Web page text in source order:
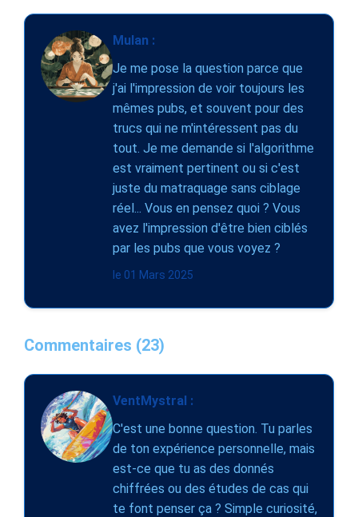
Mulan :
Je me pose la question parce que
j'ai l'impression de voir toujours les
mêmes pubs, et souvent pour des
trucs qui ne m'intéressent pas du
tout. Je me demande si l'algorithme
est vraiment pertinent ou si c'est
juste du matraquage sans ciblage
réel... Vous en pensez quoi ? Vous
avez l'impression d'être bien ciblés
par les pubs que vous voyez ?
le 01 Mars 2025
Commentaires (23)
VentMystral :
C'est une bonne question. Tu parles
de ton expérience personnelle, mais
est-ce que tu as des donnés
chiffrées ou des études de cas qui
te font penser ça ? Simple curiosité,